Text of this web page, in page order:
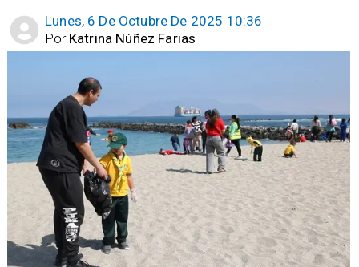
Lunes, 6 De Octubre De 2025 10:36
Katrina Núñez Farias
Por